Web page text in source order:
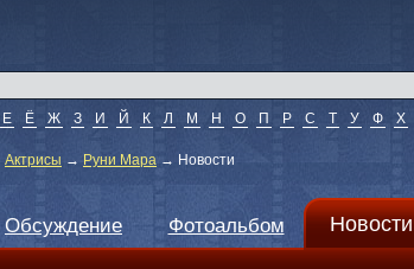
Е Ё Ж З И Й К Л М Н О П Р С Т У Ф Х
Актрисы → Руни Мара → Новости
Обсуждение Фотоальбом Новости